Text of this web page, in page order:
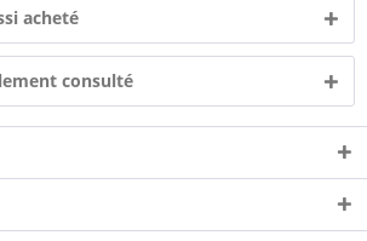
acheté
consulté